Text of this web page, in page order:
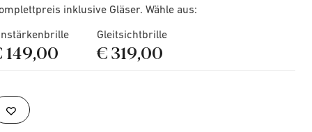
inklusive Gläser. Wähle aus:
149,00
Gleitsichtbrille
€ 319,00